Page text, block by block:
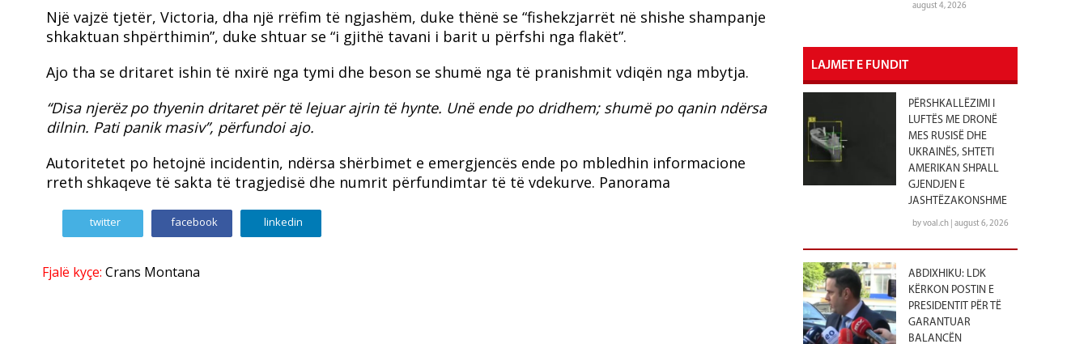
Një vajzë tjetër, Victoria, dha një rrëfim të ngjashëm, duke thënë se “fishekzjarrët në shishe shampanje
shkaktuan shpërthimin”, duke shtuar se “i gjithë tavani i barit u përfshi nga flakët”.
Ajo tha se dritaret ishin të nxirë nga tymi dhe beson se shumë nga të pranishmit vdiqën nga mbytja.
“Disa njerëz po thyenin dritaret për të lejuar ajrin të hynte. Unë ende po dridhem; shumë po qanin ndërsa
dilnin. Pati panik masiv”, përfundoi ajo.
Autoritetet po hetojnë incidentin, ndërsa shërbimet e emergjencës ende po mbledhin informacione
rreth shkaqeve të sakta të tragjedisë dhe numrit përfundimtar të të vdekurve. Panorama
twitter facebook linkedin
Fjalë kyçe: Crans Montana
august 4, 2026
LAJMET E FUNDIT
PËRSHKALLËZIMI I
LUFTËS ME DRONË
MES RUSISË DHE
UKRAINËS, SHTETI
AMERIKAN SHPALL
GJENDJEN E
JASHTËZAKONSHME
by voal.ch | august 6, 2026
ABDIXHIKU: LDK
KËRKON POSTIN E
PRESIDENTIT PËR TË
GARANTUAR
BALANCËN